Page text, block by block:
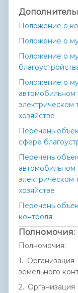
Положение о
Положение о
Положение о
Положение о
автомобильном
электрическом
хозяйстве
Перечень
сфере
Перечень
автомобильном
электрическом
хозяйстве
Перечень
контроля
Полномочия:
Полномочия:
1.
земельного
2.